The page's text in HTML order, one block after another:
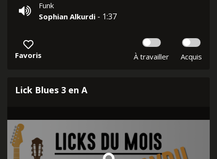
Funk
Sophian Alkurdi - 1:37
Favoris À travailler Acquis
Lick Blues 3 en A